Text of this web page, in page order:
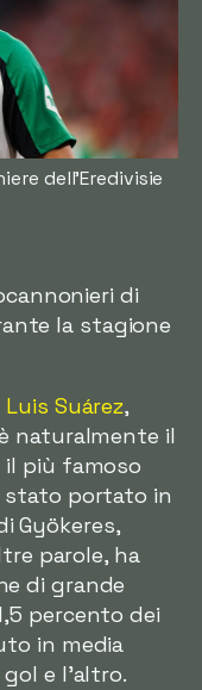
dell'Eredivisie
di
la stagione
Luis Suárez,
naturalmente il
il più famoso
stato portato in
Gyökeres,
parole, ha
di grande
percento dei
in media
e l'altro.